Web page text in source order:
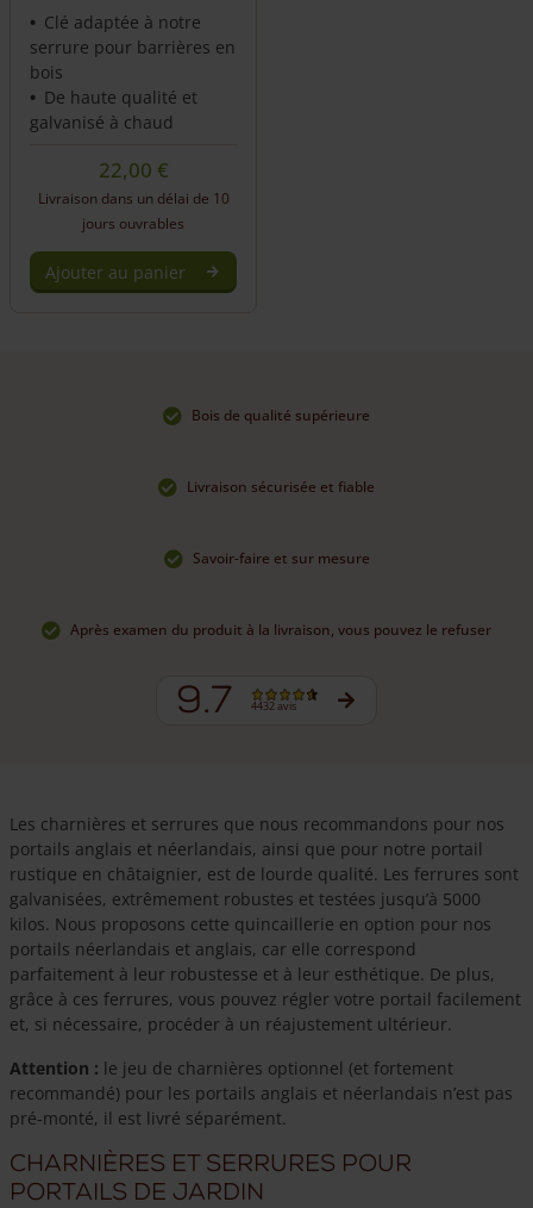
Clé adaptée à notre
serrure pour barrières en
bois
De haute qualité et
galvanisé à chaud
22,00 €
Livraison dans un délai de 10
jours ouvrables
Ajouter au panier
Bois de qualité supérieure
Livraison sécurisée et fiable
Savoir-faire et sur mesure
Après examen du produit à la livraison, vous pouvez le refuser
9.7 4432 avis
Les charnières et serrures que nous recommandons pour nos
portails anglais et néerlandais, ainsi que pour notre portail
rustique en châtaignier, est de lourde qualité. Les ferrures sont
galvanisées, extrêmement robustes et testées jusqu’à 5000
kilos. Nous proposons cette quincaillerie en option pour nos
portails néerlandais et anglais, car elle correspond
parfaitement à leur robustesse et à leur esthétique. De plus,
grâce à ces ferrures, vous pouvez régler votre portail facilement
et, si nécessaire, procéder à un réajustement ultérieur.
Attention : le jeu de charnières optionnel (et fortement
recommandé) pour les portails anglais et néerlandais n’est pas
pré-monté, il est livré séparément.
Charnières et serrures pour
portails de jardin